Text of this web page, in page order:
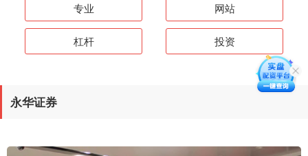
专业 网站
杠杆 投资
永华证券